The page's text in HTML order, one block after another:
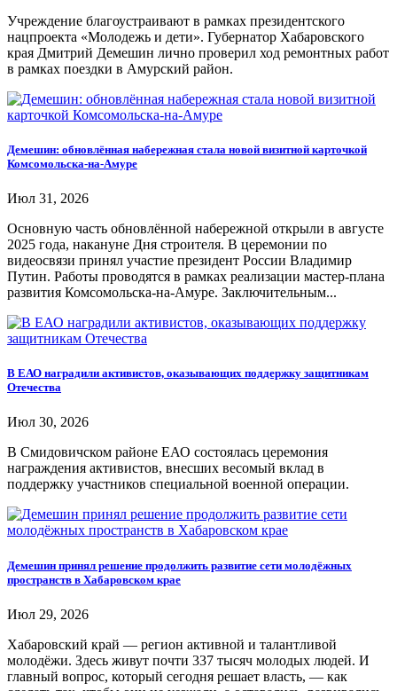
Учреждение благоустраивают в рамках президентского
нацпроекта «Молодежь и дети». Губернатор Хабаровского
края Дмитрий Демешин лично проверил ход ремонтных работ
в рамках поездки в Амурский район.
Демешин: обновлённая набережная стала новой визитной карточкой
Комсомольска-на-Амуре
Июл 31, 2026
Основную часть обновлённой набережной открыли в августе
2025 года, накануне Дня строителя. В церемонии по
видеосвязи принял участие президент России Владимир
Путин. Работы проводятся в рамках реализации мастер-плана
развития Комсомольска-на-Амуре. Заключительным...
В ЕАО наградили активистов, оказывающих поддержку защитникам
Отечества
Июл 30, 2026
В Смидовичском районе ЕАО состоялась церемония
награждения активистов, внесших весомый вклад в
поддержку участников специальной военной операции.
Демешин принял решение продолжить развитие сети молодёжных
пространств в Хабаровском крае
Июл 29, 2026
Хабаровский край — регион активной и талантливой
молодёжи. Здесь живут почти 337 тысяч молодых людей. И
главный вопрос, который сегодня решает власть, — как